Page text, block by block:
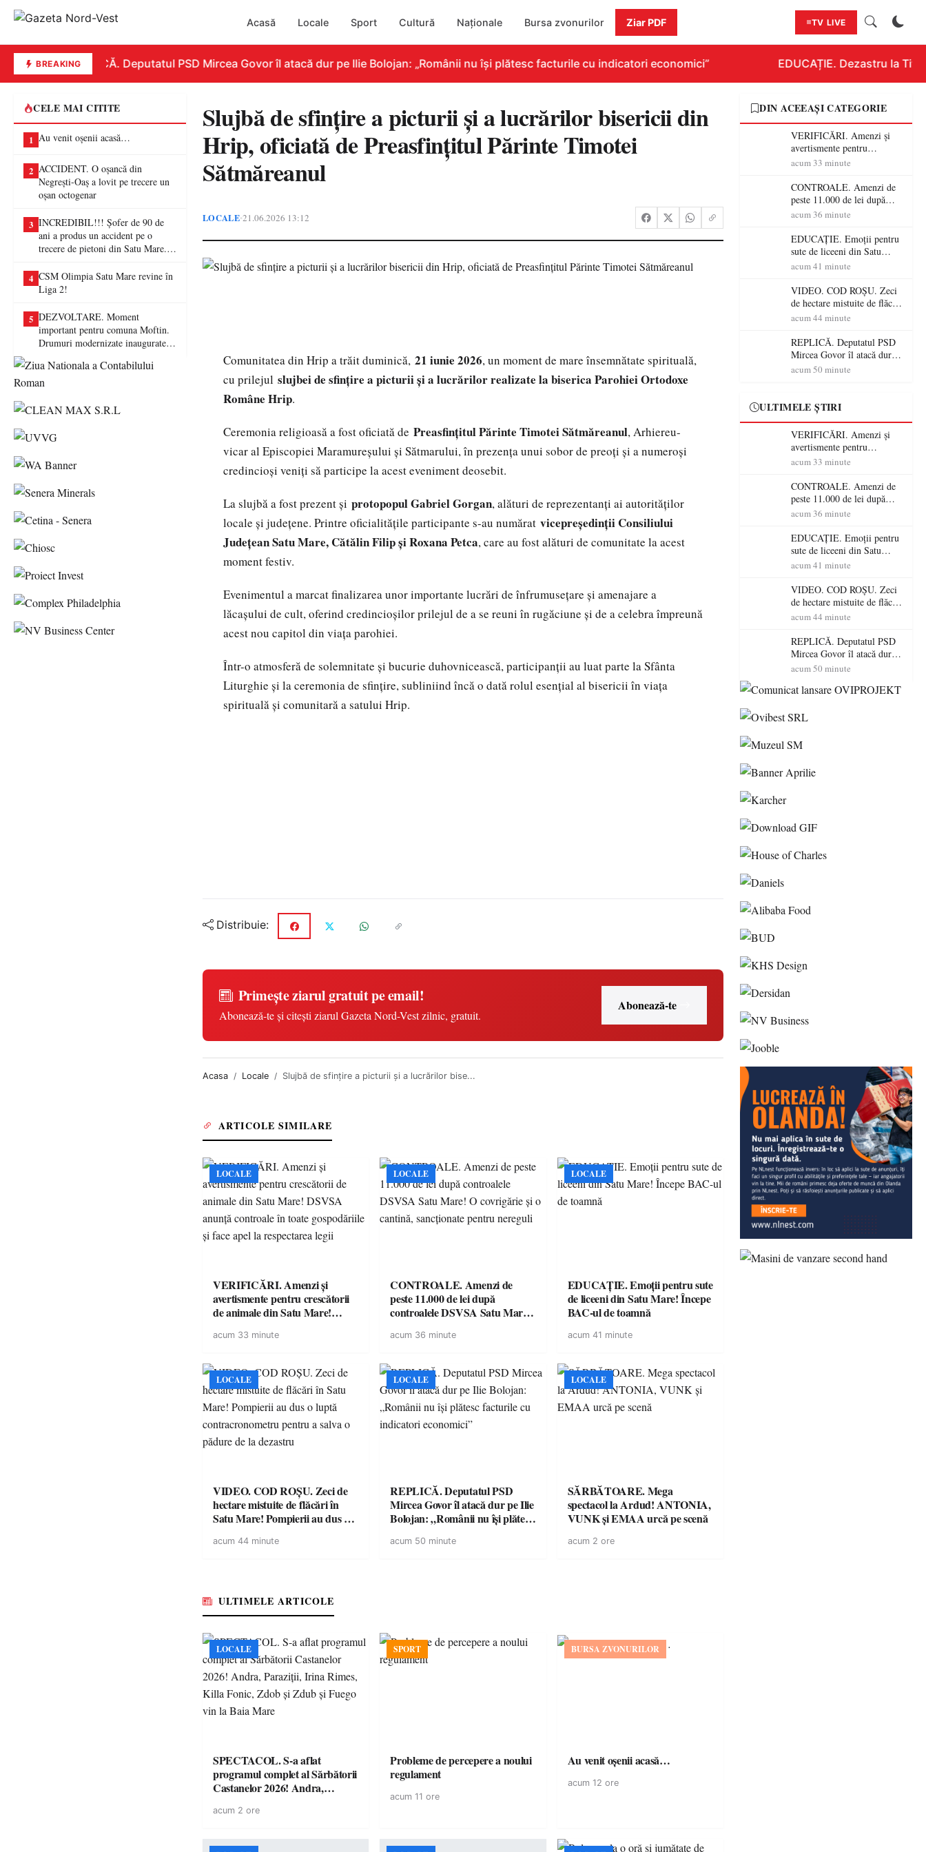
Acasă Locale Sport Cultură Naționale Bursa zvonurilor Ziar PDF TV LIVE
BREAKINGREPLICĂ. Deputatul PSD Mircea Govor îl atacă dur pe Ilie Bolojan: „Românii nu își plătesc facturile cu indicatori economici” EDUCAȚIE. Dezastru la
CELE MAI CITITE
1 Au venit oșenii acasă…
2 ACCIDENT. O oșancă din
Negrești-Oaș a lovit pe trecere un
oșan octogenar
3 INCREDIBIL!!! Șofer de 90 de
ani a produs un accident pe o
trecere de pietoni din Satu Mare. O
4 CSM Olimpia Satu Mare revine în
Liga 2!
5 DEZVOLTARE. Moment
important pentru comuna Moftin.
Drumuri modernizate inaugurate în
Slujbă de sfințire a picturii și a lucrărilor bisericii din
Hrip, oficiată de Preasfințitul Părinte Timotei
Sătmăreanul
LOCALE•21.06.2026 13:12
Comunitatea din Hrip a trăit duminică, 21 iunie 2026, un moment de mare însemnătate spirituală,
cu prilejul slujbei de sfințire a picturii și a lucrărilor realizate la biserica Parohiei Ortodoxe
Române Hrip.
Ceremonia religioasă a fost oficiată de Preasfințitul Părinte Timotei Sătmăreanul, Arhiereu-
vicar al Episcopiei Maramureșului și Sătmarului, în prezența unui sobor de preoți și a numeroși
credincioși veniți să participe la acest eveniment deosebit.
La slujbă a fost prezent și protopopul Gabriel Gorgan, alături de reprezentanți ai autorităților
locale și județene. Printre oficialitățile participante s-au numărat vicepreședinții Consiliului
Județean Satu Mare, Cătălin Filip și Roxana Petca, care au fost alături de comunitate la acest
moment festiv.
Evenimentul a marcat finalizarea unor importante lucrări de înfrumusețare și amenajare a
lăcașului de cult, oferind credincioșilor prilejul de a se reuni în rugăciune și de a celebra împreună
acest nou capitol din viața parohiei.
Într-o atmosferă de solemnitate și bucurie duhovnicească, participanții au luat parte la Sfânta
Liturghie și la ceremonia de sfințire, subliniind încă o dată rolul esențial al bisericii în viața
spirituală și comunitară a satului Hrip.
Distribuie:
Primește ziarul gratuit pe email!
Abonează-te și citești ziarul Gazeta Nord-Vest zilnic, gratuit.
Abonează-te
Acasa Locale Slujbă de sfințire a picturii și a lucrărilor bise...
ARTICOLE SIMILARE
LOCALE
VERIFICĂRI. Amenzi și
avertismente pentru crescătorii
de animale din Satu Mare!
toate gospodăriile și face apel la
acum 33 minute
LOCALE
CONTROALE. Amenzi de
peste 11.000 de lei după
controalele DSVSA Satu Mare!
sancționate pentru nereguli
acum 36 minute
LOCALE
EDUCAȚIE. Emoții pentru sute
de liceeni din Satu Mare! Începe
BAC-ul de toamnă
acum 41 minute
LOCALE
VIDEO. COD ROȘU. Zeci de
hectare mistuite de flăcări în
Satu Mare! Pompierii au dus o
a salva o pădure de la dezastru
acum 44 minute
LOCALE
REPLICĂ. Deputatul PSD
Mircea Govor îl atacă dur pe Ilie
Bolojan: „Românii nu își plătesc
economici”
acum 50 minute
LOCALE
SĂRBĂTOARE. Mega
spectacol la Ardud! ANTONIA,
VUNK și EMAA urcă pe scenă
acum 2 ore
ULTIMELE ARTICOLE
LOCALE
SPECTACOL. S-a aflat
programul complet al Sărbătorii
Castanelor 2026! Andra,
Fonic, Zdob și Zdub și Fuego
acum 2 ore
SPORT
Probleme de percepere a noului
regulament
acum 11 ore
BURSA ZVONURILOR
Au venit oșenii acasă…
acum 12 ore
DIN ACEEAȘI CATEGORIE
VERIFICĂRI. Amenzi și
avertismente pentru
crescătorii de animale din
controale în toate
gospodăriile și face apel la
respectarea legii
acum 33 minute
CONTROALE. Amenzi de
peste 11.000 de lei după
controalele DSVSA Satu
cantină, sancționate pentru
nereguli
acum 36 minute
EDUCAȚIE. Emoții pentru
sute de liceeni din Satu
Mare! Începe BAC-ul de
acum 41 minute
VIDEO. COD ROȘU. Zeci
de hectare mistuite de flăcări
în Satu Mare! Pompierii au
contracronometru pentru a
salva o pădure de la dezastru
acum 44 minute
REPLICĂ. Deputatul PSD
Mircea Govor îl atacă dur
pe Ilie Bolojan: „Românii
acum 50 minute
ULTIMELE ȘTIRI
VERIFICĂRI. Amenzi și
avertismente pentru
crescătorii de animale din
controale în toate
gospodăriile și face apel la
respectarea legii
acum 33 minute
CONTROALE. Amenzi de
peste 11.000 de lei după
controalele DSVSA Satu
cantină, sancționate pentru
nereguli
acum 36 minute
EDUCAȚIE. Emoții pentru
sute de liceeni din Satu
Mare! Începe BAC-ul de
acum 41 minute
VIDEO. COD ROȘU. Zeci
de hectare mistuite de flăcări
în Satu Mare! Pompierii au
contracronometru pentru a
salva o pădure de la dezastru
acum 44 minute
REPLICĂ. Deputatul PSD
Mircea Govor îl atacă dur
pe Ilie Bolojan: „Românii
indicatori economici”
acum 50 minute